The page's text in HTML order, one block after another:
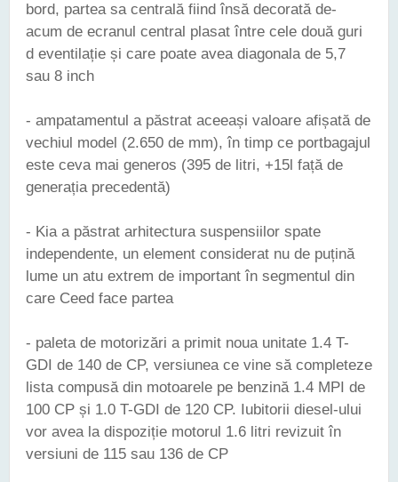
bord, partea sa centrală fiind însă decorată de-
acum de ecranul central plasat între cele două guri
d eventilație și care poate avea diagonala de 5,7
sau 8 inch
- ampatamentul a păstrat aceeași valoare afișată de
vechiul model (2.650 de mm), în timp ce portbagajul
este ceva mai generos (395 de litri, +15l față de
generația precedentă)
- Kia a păstrat arhitectura suspensiilor spate
independente, un element considerat nu de puțină
lume un atu extrem de important în segmentul din
care Ceed face partea
- paleta de motorizări a primit noua unitate 1.4 T-
GDI de 140 de CP, versiunea ce vine să completeze
lista compusă din motoarele pe benzină 1.4 MPI de
100 CP și 1.0 T-GDI de 120 CP. Iubitorii diesel-ului
vor avea la dispoziție motorul 1.6 litri revizuit în
versiuni de 115 sau 136 de CP